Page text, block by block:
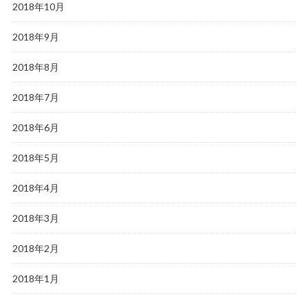
2018年10月
2018年9月
2018年8月
2018年7月
2018年6月
2018年5月
2018年4月
2018年3月
2018年2月
2018年1月